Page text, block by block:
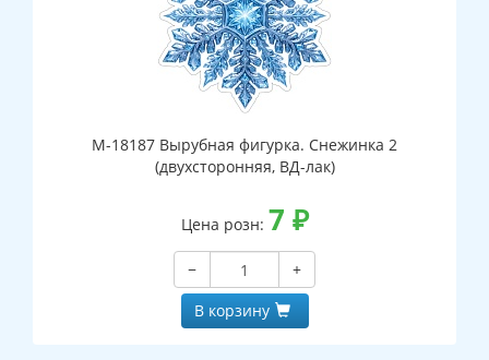
М-18187 Вырубная фигурка. Снежинка 2
(двухсторонняя, ВД-лак)
Цена розн: 7 ₽
−
+
В корзину